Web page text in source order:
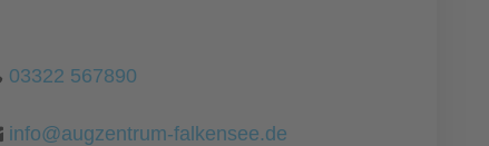
03322 567890
info@augzentrum-falkensee.de